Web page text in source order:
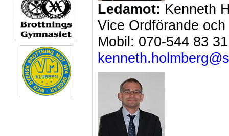
Ledamot: Kenneth
Vice Ordförande
Mobil: 070-544 83 31